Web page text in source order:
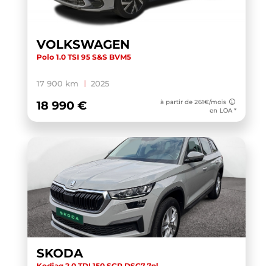
TOUAREG
TOURAN (5)
TOURAN BUSINESS (1)
TRANSIT CUSTOM CABINE APPROFONDIE
(1)
TRANSPORTER FOURGON (1)
TRANSPORTER VAN (5)
TUCSON (1)
TUCSON BUSINESS (1)
V60 BUSINESS (1)
WRANGLER (1)
X-TRAIL (1)
VOLKSWAGEN
Polo 1.0 TSI 95 S&S BVM5
17 900 km 2025
18 990 €
à partir de 261€/mois
en LOA *
SKODA